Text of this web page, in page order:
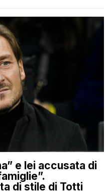
e lei accusata di
di stile di Totti